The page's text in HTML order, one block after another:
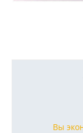
Вы